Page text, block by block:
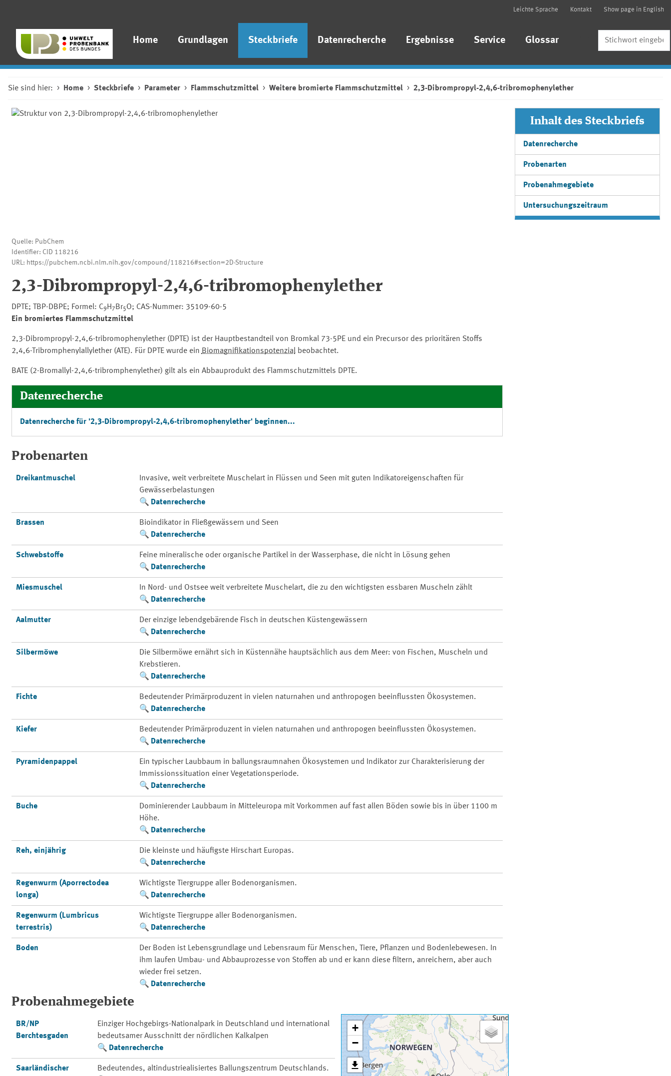
Leichte Sprache Kontakt Show page in English
Home Grundlagen Steckbriefe Datenrecherche Ergebnisse Service Glossar
Sie sind hier: Home Steckbriefe Parameter Flammschutzmittel Weitere bromierte Flammschutzmittel 2,3-Dibrompropyl-2,4,6-tribromophenylether
Quelle: PubChem
Identifier: CID 118216
URL: https://pubchem.ncbi.nlm.nih.gov/compound/118216#section=2D-Structure
2,3-Dibrompropyl-2,4,6-tribromophenylether
DPTE; TBP-DBPE; Formel: C9 H 7 Br5O; CAS-Nummer: 35109-60-5
Ein bromiertes Flammschutzmittel
2,3-Dibrompropyl-2,4,6-tribromophenylether (DPTE) ist der Hauptbestandteil von Bromkal 73-5PE und ein Precursor des prioritären Stoffs
2,4,6-Tribromphenylallylether (ATE). Für DPTE wurde ein Biomagnifikationspotenzialbeobachtet.
BATE (2-Bromallyl-2,4,6-tribromphenylether) gilt als ein Abbauprodukt des Flammschutzmittels DPTE.
Datenrecherche
Datenrecherche für '2,3-Dibrompropyl-2,4,6-tribromophenylether' beginnen...
Probenarten
Dreikantmuschel
Invasive, weit verbreitete Muschelart in Flüssen und Seen mit guten Indikatoreigenschaften für
Gewässerbelastungen
Datenrecherche
Brassen
Bioindikator in Fließgewässern und Seen
Datenrecherche
Schwebstoffe
Feine mineralische oder organische Partikel in der Wasserphase, die nicht in Lösung gehen
Datenrecherche
Miesmuschel
In Nord- und Ostsee weit verbreitete Muschelart, die zu den wichtigsten essbaren Muscheln zählt
Datenrecherche
Aalmutter
Der einzige lebendgebärende Fisch in deutschen Küstengewässern
Datenrecherche
Silbermöwe
Die Silbermöwe ernährt sich in Küstennähe hauptsächlich aus dem Meer: von Fischen, Muscheln und
Krebstieren.
Datenrecherche
Fichte
Bedeutender Primärproduzent in vielen naturnahen und anthropogen beeinflussten Ökosystemen.
Datenrecherche
Kiefer
Bedeutender Primärproduzent in vielen naturnahen und anthropogen beeinflussten Ökosystemen.
Datenrecherche
Pyramidenpappel
Ein typischer Laubbaum in ballungsraumnahen Ökosystemen und Indikator zur Charakterisierung der
Immissionssituation einer Vegetationsperiode.
Datenrecherche
Buche
Dominierender Laubbaum in Mitteleuropa mit Vorkommen auf fast allen Böden sowie bis in über 1100 m
Höhe.
Datenrecherche
Reh, einjährig
Die kleinste und häufigste Hirschart Europas.
Datenrecherche
Regenwurm (Aporrectodea
longa)
Wichtigste Tiergruppe aller Bodenorganismen.
Datenrecherche
Regenwurm (Lumbricus
terrestris)
Wichtigste Tiergruppe aller Bodenorganismen.
Datenrecherche
Boden
Der Boden ist Lebensgrundlage und Lebensraum für Menschen, Tiere, Pflanzen und Bodenlebewesen. In
ihm laufen Umbau- und Abbauprozesse von Stoffen ab und er kann diese filtern, anreichern, aber auch
wieder frei setzen.
Datenrecherche
Probenahmegebiete
BR/NP
Berchtesgaden
Einziger Hochgebirgs-Nationalpark in Deutschland und international
bedeutsamer Ausschnitt der nördlichen Kalkalpen
Datenrecherche
Saarländischer
Bedeutendes, altindustriealisiertes Ballungszentrum Deutschlands.
+
−
Inhalt des Steckbriefs
Datenrecherche
Probenarten
Probenahmegebiete
Untersuchungszeitraum